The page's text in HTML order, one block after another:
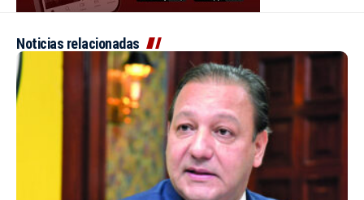
Noticias relacionadas